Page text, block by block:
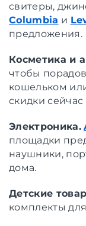
свитеры,
Columbia и
предложения.
Косметика и
чтобы
кошельком
скидки
Электроника.
площадки
наушники,
дома.
Детские
комплекты